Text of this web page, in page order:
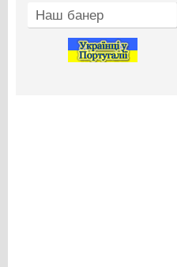
Наш банер